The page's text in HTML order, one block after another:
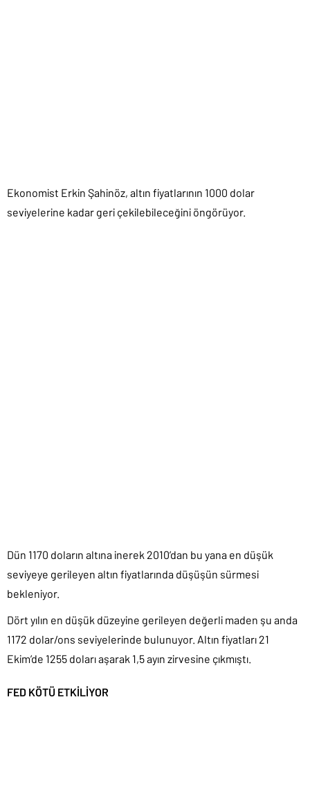
Ekonomist Erkin Şahinöz, altın fiyatlarının 1000 dolar
seviyelerine kadar geri çekilebileceğini öngörüyor.
Dün 1170 doların altına inerek 2010’dan bu yana en düşük
seviyeye gerileyen altın fiyatlarında düşüşün sürmesi
bekleniyor.
Dört yılın en düşük düzeyine gerileyen değerli maden şu anda
1172 dolar/ons seviyelerinde bulunuyor. Altın fiyatları 21
Ekim’de 1255 doları aşarak 1,5 ayın zirvesine çıkmıştı.
FED KÖTÜ ETKİLİYOR